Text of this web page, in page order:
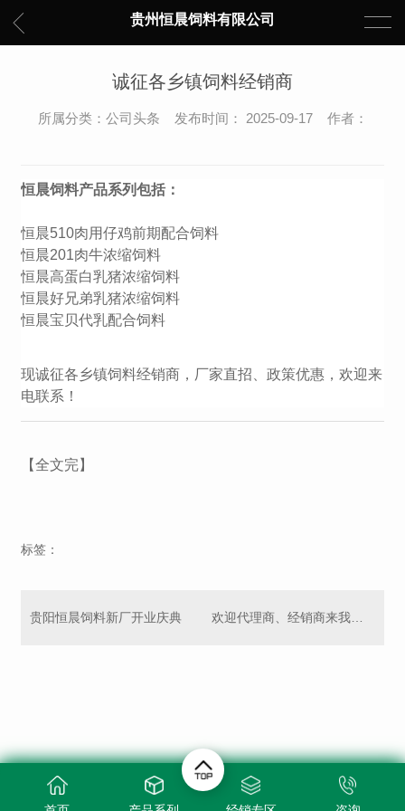
贵州恒晨饲料有限公司
诚征各乡镇饲料经销商
所属分类：公司头条 发布时间： 2025-09-17 作者：
恒晨饲料产品系列包括：
恒晨510肉用仔鸡前期配合饲料
恒晨201肉牛浓缩饲料
恒晨高蛋白乳猪浓缩饲料
恒晨好兄弟乳猪浓缩饲料
恒晨宝贝代乳配合饲料
现诚征各乡镇饲料经销商，厂家直招、政策优惠，欢迎来
电联系！
【全文完】
标签：
贵阳恒晨饲料新厂开业庆典